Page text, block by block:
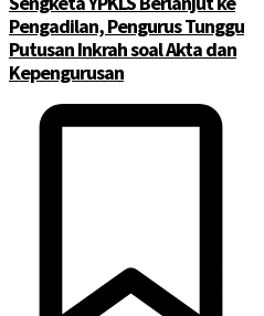
Pengadilan, Pengurus Tunggu
Putusan Inkrah soal Akta dan
Kepengurusan